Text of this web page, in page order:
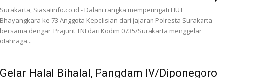
Surakarta, Siasatinfo.co.id - Dalam rangka memperingati HUT
Bhayangkara ke-73 Anggota Kepolisian dari jajaran Polresta Surakarta
bersama dengan Prajurit TNI dari Kodim 0735/Surakarta menggelar
olahraga...
Gelar Halal Bihalal, Pangdam IV/Diponegoro